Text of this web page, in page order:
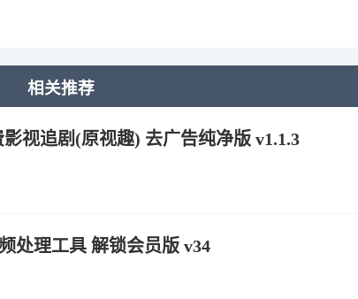
相关推荐
视追剧(原视趣) 去广告纯净版 v1.1.3
处理工具 解锁会员版 v34